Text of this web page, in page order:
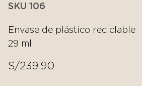
SKU 106
Envase de plástico reciclable
29 ml
S/239.90